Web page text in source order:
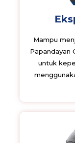
Mampu
Papandayan
untuk